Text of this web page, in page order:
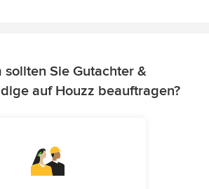
sollten Sie Gutachter &
auf Houzz beauftragen?